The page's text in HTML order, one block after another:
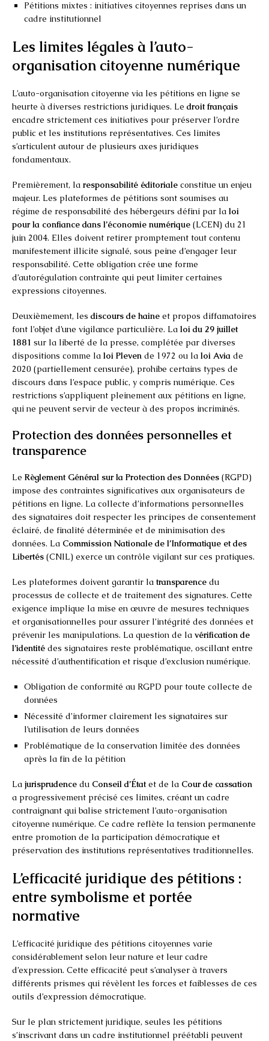
Pétitions mixtes : initiatives citoyennes reprises dans un
cadre institutionnel
Les limites légales à l’auto-
organisation citoyenne numérique
L’auto-organisation citoyenne via les pétitions en ligne se
heurte à diverses restrictions juridiques. Le droit français
encadre strictement ces initiatives pour préserver l’ordre
public et les institutions représentatives. Ces limites
s’articulent autour de plusieurs axes juridiques
fondamentaux.
Premièrement, la responsabilité éditoriale constitue un enjeu
majeur. Les plateformes de pétitions sont soumises au
régime de responsabilité des hébergeurs défini par la loi
pour la confiance dans l’économie numérique (LCEN) du 21
juin 2004. Elles doivent retirer promptement tout contenu
manifestement illicite signalé, sous peine d’engager leur
responsabilité. Cette obligation crée une forme
d’autorégulation contrainte qui peut limiter certaines
expressions citoyennes.
Deuxièmement, les discours de haine et propos diffamatoires
font l’objet d’une vigilance particulière. La loi du 29 juillet
1881 sur la liberté de la presse, complétée par diverses
dispositions comme la loi Pleven de 1972 ou la loi Avia de
2020 (partiellement censurée), prohibe certains types de
discours dans l’espace public, y compris numérique. Ces
restrictions s’appliquent pleinement aux pétitions en ligne,
qui ne peuvent servir de vecteur à des propos incriminés.
Protection des données personnelles et
transparence
Le Règlement Général sur la Protection des Données (RGPD)
impose des contraintes significatives aux organisateurs de
pétitions en ligne. La collecte d’informations personnelles
des signataires doit respecter les principes de consentement
éclairé, de finalité déterminée et de minimisation des
données. La Commission Nationale de l’Informatique et des
Libertés (CNIL) exerce un contrôle vigilant sur ces pratiques.
Les plateformes doivent garantir la transparence du
processus de collecte et de traitement des signatures. Cette
exigence implique la mise en œuvre de mesures techniques
et organisationnelles pour assurer l’intégrité des données et
prévenir les manipulations. La question de la vérification de
l’identité des signataires reste problématique, oscillant entre
nécessité d’authentification et risque d’exclusion numérique.
Obligation de conformité au RGPD pour toute collecte de
données
Nécessité d’informer clairement les signataires sur
l’utilisation de leurs données
Problématique de la conservation limitée des données
après la fin de la pétition
La jurisprudence du Conseil d’Étatet de la Cour de cassation
a progressivement précisé ces limites, créant un cadre
contraignant qui balise strictement l’auto-organisation
citoyenne numérique. Ce cadre reflète la tension permanente
entre promotion de la participation démocratique et
préservation des institutions représentatives traditionnelles.
L’efficacité juridique des pétitions :
entre symbolisme et portée
normative
L’efficacité juridique des pétitions citoyennes varie
considérablement selon leur nature et leur cadre
d’expression. Cette efficacité peut s’analyser à travers
différents prismes qui révèlent les forces et faiblesses de ces
outils d’expression démocratique.
Sur le plan strictement juridique, seules les pétitions
s’inscrivant dans un cadre institutionnel préétabli peuvent